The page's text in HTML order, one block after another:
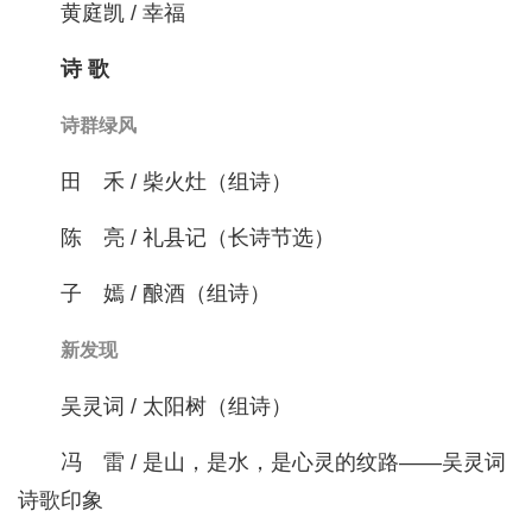
黄庭凯 / 幸福
诗 歌
诗群绿风
田 禾 / 柴火灶（组诗）
陈 亮 / 礼县记（长诗节选）
子 嫣 / 酿酒（组诗）
新发现
吴灵词 / 太阳树（组诗）
冯 雷 / 是山，是水，是心灵的纹路——吴灵词
诗歌印象